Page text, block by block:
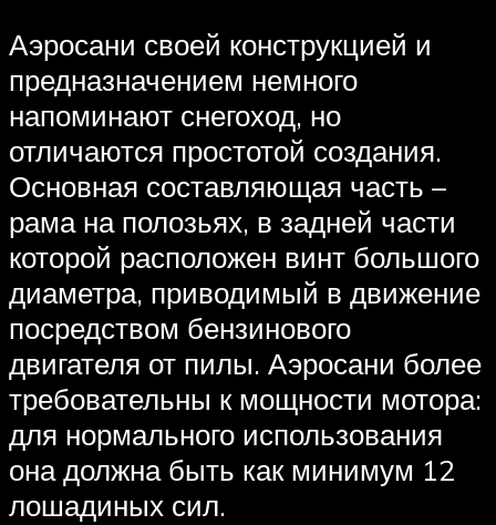
Аэросани своей конструкцией и
предназначением немного
напоминают снегоход, но
отличаются простотой создания.
Основная составляющая часть –
рама на полозьях, в задней части
которой расположен винт большого
диаметра, приводимый в движение
посредством бензинового
двигателя от пилы. Аэросани более
требовательны к мощности мотора:
для нормального использования
она должна быть как минимум 12
лошадиных сил.